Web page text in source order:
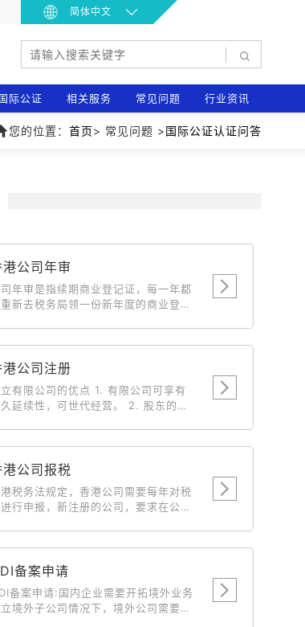
简体中文
际公证 相关服务 常见问题 行业资讯
您的位置： 首页> 常见问题 >国际公证认证问答
港公司年审
年审是指续期商业登记证，每一年都
新去税务局领一份新年度的商业登记
港公司注册
限公司的优点 1. 有限公司可享有
延续性，可世代经营。 2. 股东的私
东(投资者)之权益，因此较容易集合
。 4. 成立有限公司后，中国、台湾
証将获优先考虑。 5. 有限公司的债
限，经营生意上的风险，一概不会牵
以有限公司经营业务，可以给与客户、
商及银行良好印象，有助业务发展。
有限公司的税务优惠 1. 可全数扣除
港公司报税
税务法规定，香港公司需要每年对税
行申报，新注册的公司，要求在公司
司每年需要申报一次税务情况。
备案申请
备案申请:国内企业需要开拓境外业务
境外子公司情况下，境外公司需要国